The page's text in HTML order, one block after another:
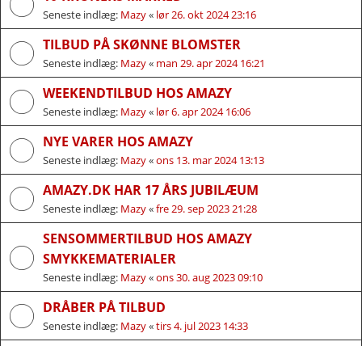
Seneste indlæg: Mazy« lør 26. okt 2024 23:16
TILBUD PÅ SKØNNE BLOMSTER
Seneste indlæg: Mazy« man 29. apr 2024 16:21
WEEKENDTILBUD HOS AMAZY
Seneste indlæg: Mazy« lør 6. apr 2024 16:06
NYE VARER HOS AMAZY
Seneste indlæg: Mazy«ons 13. mar 2024 13:13
AMAZY.DK HAR 17 ÅRS JUBILÆUM
Seneste indlæg: Mazy«fre 29. sep 2023 21:28
SENSOMMERTILBUD HOS AMAZY
SMYKKEMATERIALER
Seneste indlæg: Mazy«ons 30. aug 2023 09:10
DRÅBER PÅ TILBUD
Seneste indlæg: Mazy«tirs 4. jul 2023 14:33